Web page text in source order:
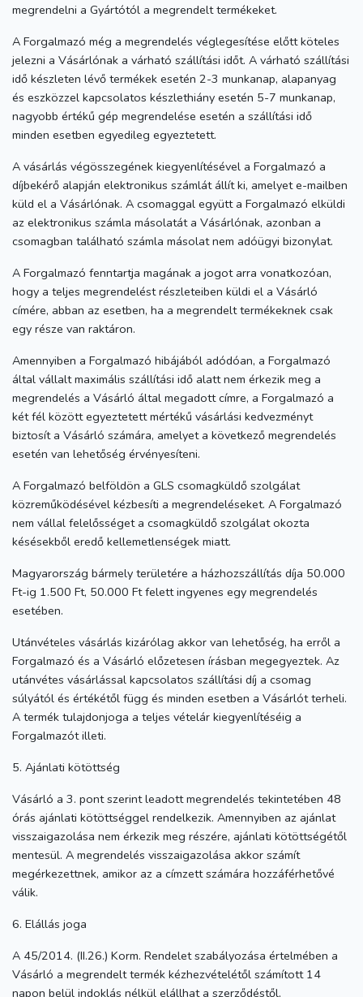
megrendelni a Gyártótól a megrendelt termékeket.
A Forgalmazó még a megrendelés véglegesítése előtt köteles
jelezni a Vásárlónak a várható szállítási időt. A várható szállítási
idő készleten lévő termékek esetén 2-3 munkanap, alapanyag
és eszközzel kapcsolatos készlethiány esetén 5-7 munkanap,
nagyobb értékű gép megrendelése esetén a szállítási idő
minden esetben egyedileg egyeztetett.
A vásárlás végösszegének kiegyenlítésével a Forgalmazó a
díjbekérő alapján elektronikus számlát állít ki, amelyet e-mailben
küld el a Vásárlónak. A csomaggal együtt a Forgalmazó elküldi
az elektronikus számla másolatát a Vásárlónak, azonban a
csomagban található számla másolat nem adóügyi bizonylat.
A Forgalmazó fenntartja magának a jogot arra vonatkozóan,
hogy a teljes megrendelést részleteiben küldi el a Vásárló
címére, abban az esetben, ha a megrendelt termékeknek csak
egy része van raktáron.
Amennyiben a Forgalmazó hibájából adódóan, a Forgalmazó
által vállalt maximális szállítási idő alatt nem érkezik meg a
megrendelés a Vásárló által megadott címre, a Forgalmazó a
két fél között egyeztetett mértékű vásárlási kedvezményt
biztosít a Vásárló számára, amelyet a következő megrendelés
esetén van lehetőség érvényesíteni.
A Forgalmazó belföldön a GLS csomagküldő szolgálat
közreműködésével kézbesíti a megrendeléseket. A Forgalmazó
nem vállal felelősséget a csomagküldő szolgálat okozta
késésekből eredő kellemetlenségek miatt.
Magyarország bármely területére a házhozszállítás díja 50.000
Ft-ig 1.500 Ft, 50.000 Ft felett ingyenes egy megrendelés
esetében.
Utánvételes vásárlás kizárólag akkor van lehetőség, ha erről a
Forgalmazó és a Vásárló előzetesen írásban megegyeztek. Az
utánvétes vásárlással kapcsolatos szállítási díj a csomag
súlyától és értékétől függ és minden esetben a Vásárlót terheli.
A termék tulajdonjoga a teljes vételár kiegyenlítéséig a
Forgalmazót illeti.
5. Ajánlati kötöttség
Vásárló a 3. pont szerint leadott megrendelés tekintetében 48
órás ajánlati kötöttséggel rendelkezik. Amennyiben az ajánlat
visszaigazolása nem érkezik meg részére, ajánlati kötöttségétől
mentesül. A megrendelés visszaigazolása akkor számít
megérkezettnek, amikor az a címzett számára hozzáférhetővé
válik.
6. Elállás joga
A 45/2014. (II.26.) Korm. Rendelet szabályozása értelmében a
Vásárló a megrendelt termék kézhezvételétől számított 14
napon belül indoklás nélkül elállhat a szerződéstől,